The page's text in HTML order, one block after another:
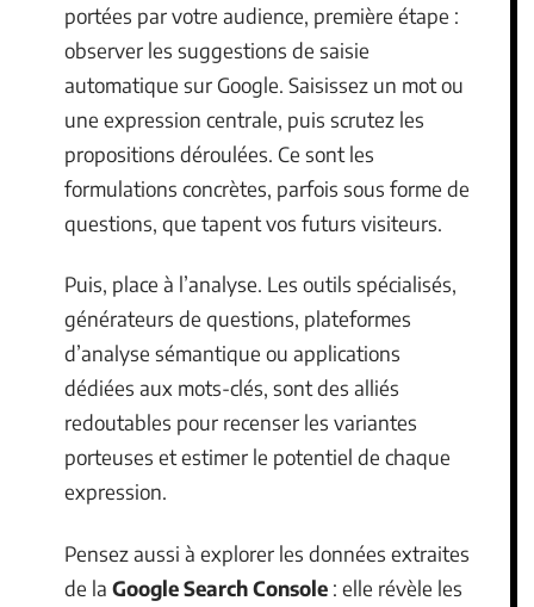
portées par votre audience, première étape :
observer les suggestions de saisie
automatique sur Google. Saisissez un mot ou
une expression centrale, puis scrutez les
propositions déroulées. Ce sont les
formulations concrètes, parfois sous forme de
questions, que tapent vos futurs visiteurs.
Puis, place à l’analyse. Les outils spécialisés,
générateurs de questions, plateformes
d’analyse sémantique ou applications
dédiées aux mots-clés, sont des alliés
redoutables pour recenser les variantes
porteuses et estimer le potentiel de chaque
expression.
Pensez aussi à explorer les données extraites
de la Google Search Console : elle révèle les